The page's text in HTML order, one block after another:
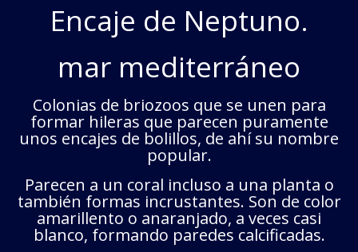
Encaje de Neptuno.
mar mediterráneo
Colonias de briozoos que se unen para
formar hileras que parecen puramente
unos encajes de bolillos, de ahí su nombre
popular.
Parecen a un coral incluso a una planta o
también formas incrustantes. Son de color
amarillento o anaranjado, a veces casi
blanco, formando paredes calcificadas.